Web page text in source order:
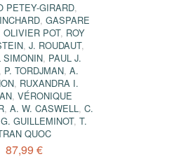
PETEY-GIRARD,
, GASPARE
OLIVIER POT, ROY
, J. ROUDAUT,
SIMONIN, PAUL J.
P. TORDJMAN, A.
, RUXANDRA I.
, VÉRONIQUE
, A. W. CASWELL, C.
G. GUILLEMINOT, T.
QUOC
87,99 €